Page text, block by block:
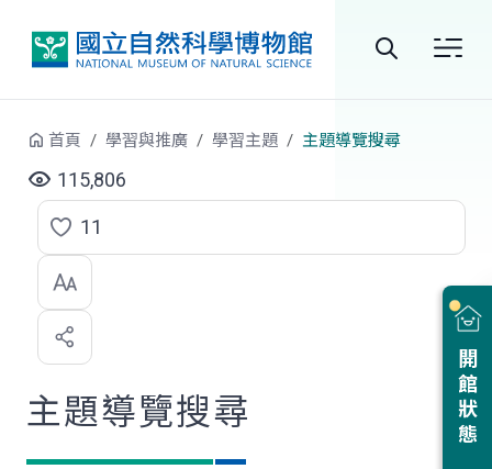
站
尋
開館狀態
首頁 學習與推廣 學習主題 主題導覽搜尋
115,806
點
選
喜
歡
11
主題導覽搜尋